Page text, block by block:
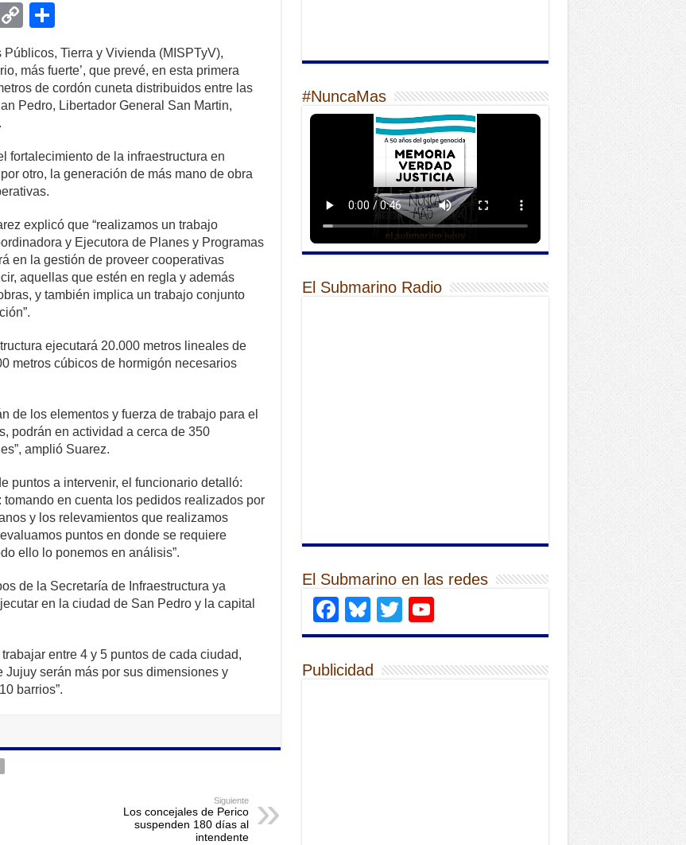
T
el
C
o
p
y
Li
k
h
ar
e
Tierra y Vivienda (MISPTyV),
más fuerte’, que prevé, en esta primera
de cordón cuneta distribuidos entre las
Pedro, Libertador General San Martin,
fortalecimiento de la infraestructura en
otro, la generación de más mano de obra
explicó que “realizamos un trabajo
y Ejecutora de Planes y Programas
en la gestión de proveer cooperativas
aquellas que estén en regla y además
y también implica un trabajo conjunto
ejecutará 20.000 metros lineales de
metros cúbicos de hormigón necesarios
de los elementos y fuerza de trabajo para el
podrán en actividad a cerca de 350
amplió Suarez.
puntos a intervenir, el funcionario detalló:
en cuenta los pedidos realizados por
y los relevamientos que realizamos
puntos en donde se requiere
ello lo ponemos en análisis”.
de la Secretaría de Infraestructura ya
en la ciudad de San Pedro y la capital
entre 4 y 5 puntos de cada ciudad,
serán más por sus dimensiones y
barrios”.
Siguiente
Los concejales de Perico
suspenden 180 días al
intendente
#NuncaMas
El Submarino Radio
El Submarino en las redes
Facebook
Bluesky
Twitter
Publicidad